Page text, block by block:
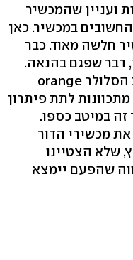
ועניין שהמכשיר
במכשיר. כאן
חלשה מאוד. כבר
דבר שפגם בהנאה.
יהיה מעניין לראות איך ספקיות הסלולר orange
לתת פיתרון
זה במיטב כספו.
מכשירי הדור
שלא הצטיינו
שהפעם יימצא